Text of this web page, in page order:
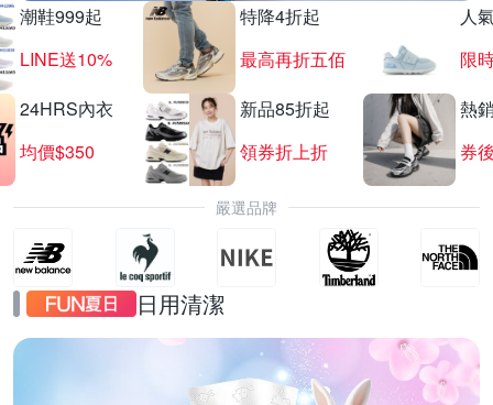
潮鞋999起
LINE送10%
特降4折起
最高再折五佰
人
限
24HRS內衣
均價$350
新品85折起
領券折上折
熱
券
嚴選品牌
日用清潔